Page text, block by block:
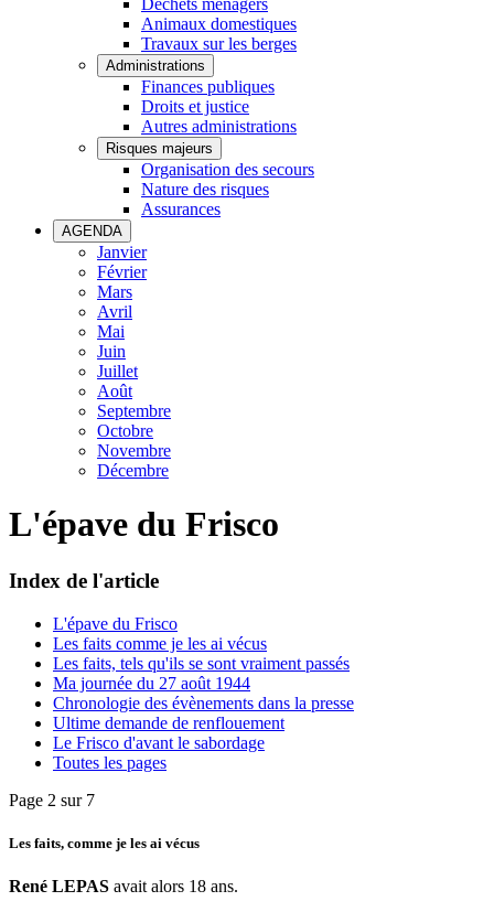
Déchets ménagers
Animaux domestiques
Travaux sur les berges
Administrations
Finances publiques
Droits et justice
Autres administrations
Risques majeurs
Organisation des secours
Nature des risques
Assurances
AGENDA
Janvier
Février
Mars
Avril
Mai
Juin
Juillet
Août
Septembre
Octobre
Novembre
Décembre
L'épave du Frisco
Index de l'article
L'épave du Frisco
Les faits comme je les ai vécus
Les faits, tels qu'ils se sont vraiment passés
Ma journée du 27 août 1944
Chronologie des évènements dans la presse
Ultime demande de renflouement
Le Frisco d'avant le sabordage
Toutes les pages
Page 2 sur 7
Les faits, comme je les ai vécus
René LEPAS avait alors 18 ans.